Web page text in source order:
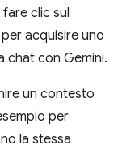
clic sul
per acquisire uno
chat con Gemini.
un contesto
per
la stessa